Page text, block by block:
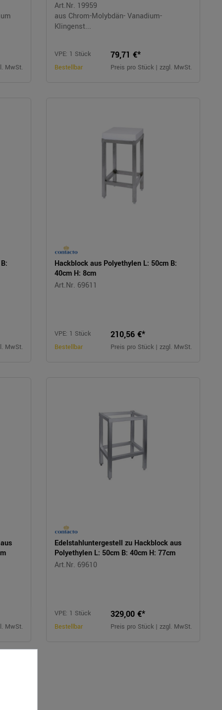
MwSt.
Art.Nr. 19959
aus Chrom-Molybdän- Vanadium-
Klingenst...
VPE: 1 Stück
Bestellbar
79,71 €*
Preis pro Stück | zzgl. MwSt.
MwSt.
Hackblock aus Polyethylen L: 50cm B:
40cm H: 8cm
Art.Nr. 69611
VPE: 1 Stück
Bestellbar
210,56 €*
Preis pro Stück | zzgl. MwSt.
MwSt.
Edelstahluntergestell zu Hackblock aus
Polyethylen L: 50cm B: 40cm H: 77cm
Art.Nr. 69610
VPE: 1 Stück
Bestellbar
329,00 €*
Preis pro Stück | zzgl. MwSt.